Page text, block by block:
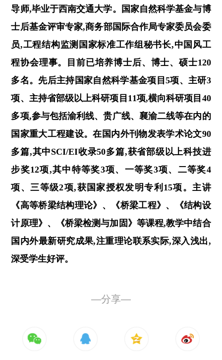
导师,毕业于西南交通大学。国家自然科学基金与博
士后基金评审专家,商务部国际合作局专家委员会委
员,工程结构监测国家标准工作组秘书长,中国风工
程协会理事。目前已培养博士后、博士、硕士120
多名。先后主持国家自然科学基金项目 5项、主研3
项、主持省部级以上科研项目 11项,横向科研项目 40
多项,参与包括渝利线、贵广线、襄渝二线等在内的
国家重大工程建设。在国内外刊物发表学术论文90
多篇,其中SCI/EI收录50多篇,获省部级以上科技进
步奖12项,其中特等奖3项、一等奖3项、二等奖4
项、三等级2项,获国家授权发明专利 15项。主讲
《高等桥梁结构理论》、《桥梁工程》、《结构设
计原理》、《桥梁检测与加固》等课程,教学中结合
国内外最新研究成果,注重理论联系实际,深入浅出,
深受学生好评。
—分享—